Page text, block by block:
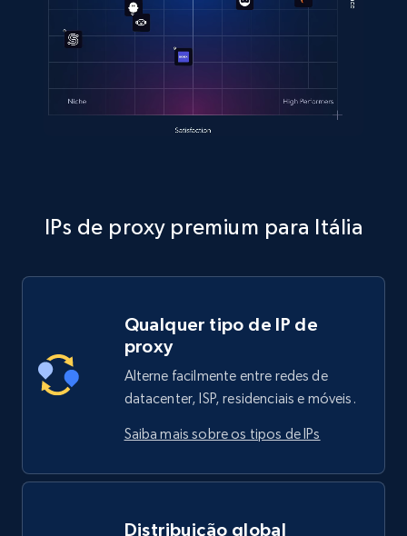
IPs de proxy premium para Itália
Qualquer tipo de IP de
proxy
Alterne facilmente entre redes de
datacenter, ISP, residenciais e móveis.
Saiba mais sobre os tipos de IPs
Distribuição global